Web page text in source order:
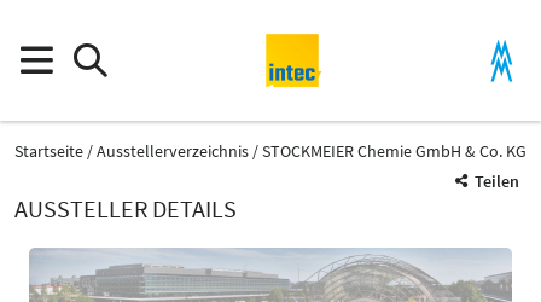
Startseite Ausstellerverzeichnis
STOCKMEIER Chemie GmbH & Co. KG
Teilen
AUSSTELLER DETAILS